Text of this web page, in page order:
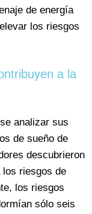
de energía
los riesgos
a la
analizar sus
de sueño de
descubrieron
los riesgos de
los riesgos
sólo seis